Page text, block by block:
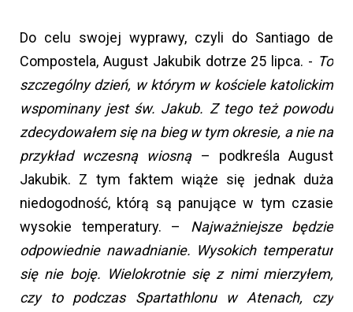
Do celu swojej wyprawy, czyli do Santiago de
Compostela, August Jakubik dotrze 25 lipca. - To
szczególny dzień, w którym w kościele katolickim
wspominany jest św. Jakub. Z tego też powodu
zdecydowałem się na bieg w tym okresie, a nie na
przykład wczesną wiosną– podkreśla August
Jakubik. Z tym faktem wiąże się jednak duża
niedogodność, którą są panujące w tym czasie
wysokie temperatury. – Najważniejsze będzie
odpowiednie nawadnianie. Wysokich temperatur
się nie boję. Wielokrotnie się z nimi mierzyłem,
czy to podczas Spartathlonu w Atenach, czy